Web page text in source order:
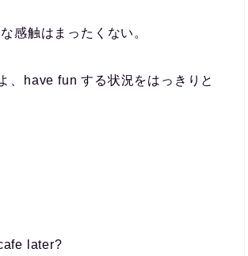
感触はまったくない。
、have fun する状況をはっきりと
later?